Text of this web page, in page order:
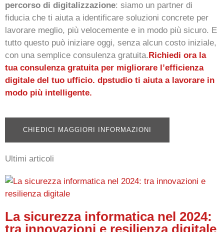
percorso di digitalizzazione: siamo un partner di
fiducia che ti aiuta a identificare soluzioni concrete per
lavorare meglio, più velocemente e in modo più sicuro. E
tutto questo può iniziare oggi, senza alcun costo iniziale,
con una semplice consulenza gratuita.Richiedi ora la
tua consulenza gratuita per migliorare l’efficienza
digitale del tuo ufficio. dpstudio ti aiuta a lavorare in
modo più intelligente.
CHIEDICI MAGGIORI INFORMAZIONI
Ultimi articoli
La sicurezza informatica nel 2024:
tra innovazioni e resilienza digitale